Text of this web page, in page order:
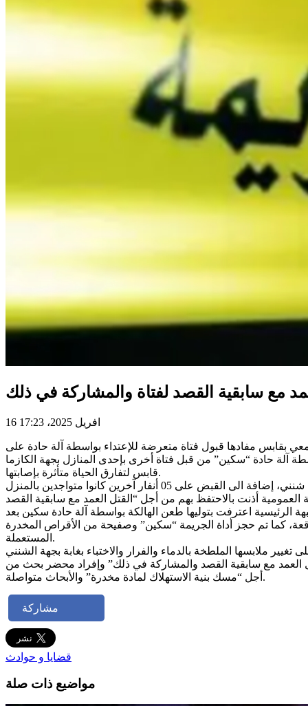
16 افريل 2025، 17:23
بقابس مفادها قبول فتاة متعرضة للإعتداء بواسطة آلة حادة على
حادة “سكين” من قبل فتاة أخرى بإحدى المنازل بجهة الكازما
قابس لتفارق الحياة متأثرة بإصابتها.
تم في الحين تكوين فريق أمني مشترك وبتكثيف التحريات أمكن في مرحلة أولى إلقاء القبض على ذي الشبهة متحصنة بالفرار بإحدى غابات شنني، إضافة الى القبض على 05 أنفار آخرين كانوا متواجدين بالمنزل
ذي الشبهة الرئيسية اعترفت بتوليها طعن الهالكة بواسطة آلة حادة سكين بعد
أطراف آخرين كانوا متواجدين مكان وزمن الواقعة، كما تم حجز أداة الجريمة “سكين” وصفيحة من الأقراص المخدرة
المستعملة.
أذن بالاحتفاظ بجميع المورطين من فاعل رئيسي ومشاركين وعددهم 14 نفر من أجل “القتل العمد مع سابقية القصد والمشاركة في ذلك” وإفراد محضر بحث من
أجل “مسك بنية الاستهلاك لمادة مخدرة” والأبحاث متواصلة.
مشاركة
قضايا و حوادث
مواضيع ذات صلة